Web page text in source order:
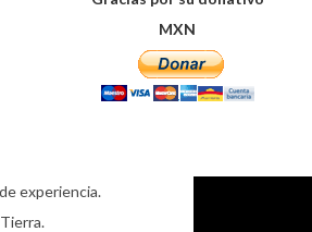
MXN
experiencia.